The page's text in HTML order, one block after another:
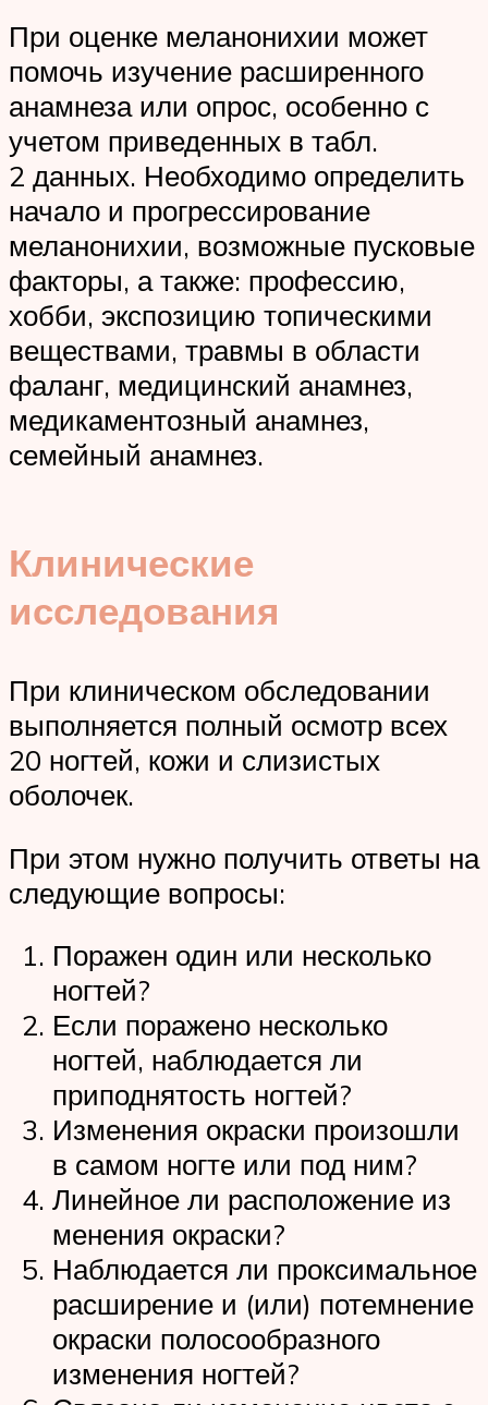
При оценке меланонихии может
помочь изучение расширенного
анамнеза или опрос, особенно с
учетом приведенных в табл.
2 данных. Необходимо определить
начало и прогрессирование
меланонихии, возможные пусковые
факторы, а также: профессию,
хобби, экспозицию топическими
веществами, травмы в области
фаланг, медицинский анамнез,
медикаментозный анамнез,
семейный анамнез.
Клинические
исследования
При клиническом обследовании
выполняется полный осмотр всех
20 ногтей, кожи и слизистых
оболочек.
При этом нужно получить ответы на
следующие вопросы:
Поражен один или несколько
ногтей?
Если поражено несколько
ногтей, наблюдается ли
приподнятость ногтей?
Изменения окраски произошли
в самом ногте или под ним?
Линейное ли расположение из
менения окраски?
Наблюдается ли проксимальное
расширение и (или) потемнение
окраски полосообразного
изменения ногтей?